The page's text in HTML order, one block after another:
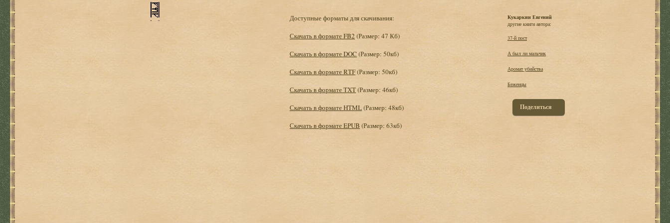
Доступные форматы для скачивания:
Скачать в формате FB2 (Размер: 47 Кб)
Скачать в формате DOC (Размер: 50кб)
Скачать в формате RTF(Размер: 50кб)
Скачать в формате TXT(Размер: 46кб)
Скачать в формате HTML(Размер: 48кб)
Скачать в формате EPUB (Размер: 63кб)
Кукаркин Евгений
другие книги автора:
37-й пост
А был ли мальчик
Аромат убийства
Беженцы
Поделиться